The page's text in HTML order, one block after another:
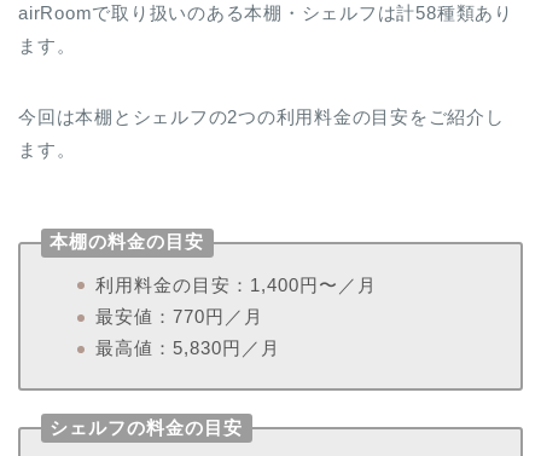
airRoomで取り扱いのある本棚・シェルフは計58種類あり
ます。
今回は本棚とシェルフの2つの利用料金の目安をご紹介し
ます。
本棚の料金の目安
利用料金の目安：1,400円〜／月
最安値：770円／月
最高値：5,830円／月
シェルフの料金の目安